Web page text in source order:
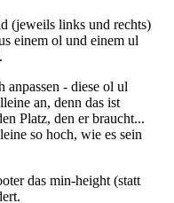
(jeweils links und rechts)
einem ol und einem ul
- diese ol ul
an, denn das ist
Platz, den er braucht...
so hoch, wie es sein
das min-height (statt